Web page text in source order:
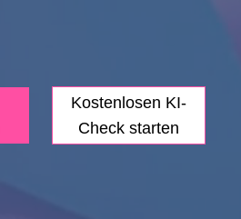
Kostenlosen KI-
Check starten